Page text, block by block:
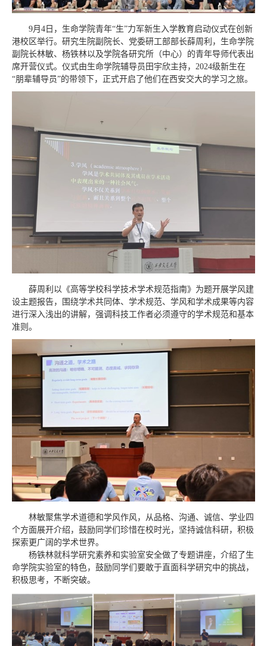
9月4日，生命学院青年“生”力军新生入学教育启动仪式在创新
港校区举行。研究生院副院长、党委研工部部长薛周利，生命学院
副院长林敏、杨铁林以及学院各研究所（中心）的青年导师代表出
席开营仪式。仪式由生命学院辅导员田宇欣主持，2024级新生在
“朋辈辅导员”的带领下，正式开启了他们在西安交大的学习之旅。
薛周利以《高等学校科学技术学术规范指南》为题开展学风建
设主题报告，围绕学术共同体、学术规范、学风和学术成果等内容
进行深入浅出的讲解，强调科技工作者必须遵守的学术规范和基本
准则。
林敏聚焦学术道德和学风作风，从品格、沟通、诚信、学业四
个方面展开介绍，鼓励同学们珍惜在校时光，坚持诚信科研，积极
探索更广阔的学术世界。
杨铁林就科学研究素养和实验室安全做了专题讲座，介绍了生
命学院实验室的特色，鼓励同学们要敢于直面科学研究中的挑战，
积极思考，不断突破。